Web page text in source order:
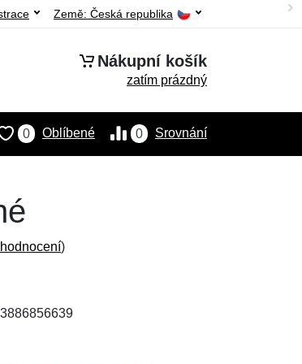
Země: Česká republika
Nákupní košík
zatím prázdný
0 Srovnání
0 Oblíbené
)